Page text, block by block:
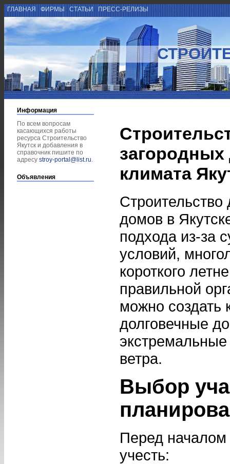
ГЛАВНАЯ ФИРМЫ СТАТЬИ ПРЕСС-РЕЛИЗЫ
Информация
По всем вопросам
касающихся работы
ресурса Строительство
Якутск и добавления в
справочник пишите по
адресу stroy-portal@list.ru.
Объявления
климата
домов в
подхода из-за
условий,
короткого
правильной
можно
долговечные
ветра.
Выбор
Перед началом
учесть: